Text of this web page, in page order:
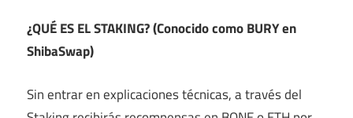
¿QUÉ ES EL STAKING? (Conocido como BURY en
ShibaSwap)
Sin entrar en explicaciones técnicas, a través del